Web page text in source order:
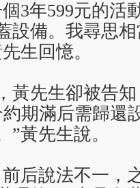
3年599元的活
設備。我尋思
生回憶。
黃先生卻被告
期滿后需歸還
黃先生說。
后說法不一，